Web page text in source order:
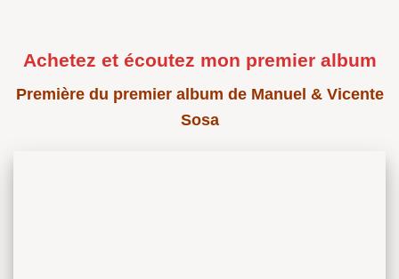
Achetez et écoutez mon premier album
Première du premier album de Manuel & Vicente
Sosa